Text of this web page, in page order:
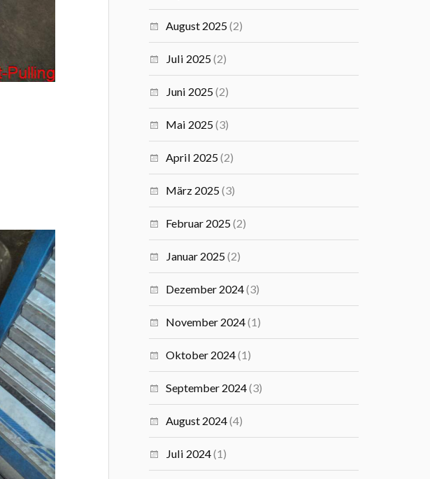
August 2025(2)
Juli 2025(2)
Juni 2025(2)
Mai 2025(3)
April 2025(2)
März 2025(3)
Februar 2025(2)
Januar 2025(2)
Dezember 2024(3)
November 2024(1)
Oktober 2024(1)
September 2024(3)
August 2024(4)
Juli 2024(1)